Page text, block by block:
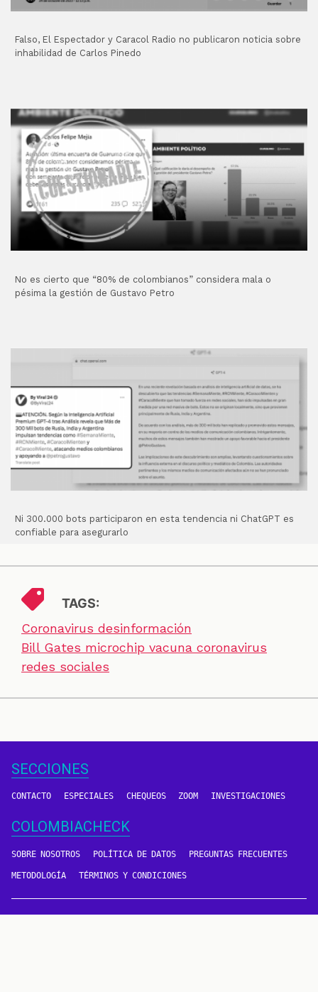
Falso, El Espectador y Caracol Radio no publicaron noticia sobre
inhabilidad de Carlos Pinedo
No es cierto que “80% de colombianos” considera mala o
pésima la gestión de Gustavo Petro
Ni 300.000 bots participaron en esta tendencia ni ChatGPT es
confiable para asegurarlo
TAGS:
Coronavirus desinformación
Bill Gates microchip vacuna coronavirus
redes sociales
SECCIONES
CONTACTO ESPECIALES CHEQUEOS ZOOM INVESTIGACIONES
COLOMBIACHECK
SOBRE NOSOTROS POLÍTICA DE DATOS PREGUNTAS FRECUENTES
METODOLOGÍA TÉRMINOS Y CONDICIONES